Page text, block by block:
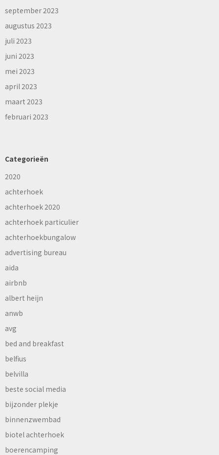
september 2023
augustus 2023
juli 2023
juni 2023
mei 2023
april 2023
maart 2023
februari 2023
Categorieën
2020
achterhoek
achterhoek 2020
achterhoek particulier
achterhoekbungalow
advertising bureau
aida
airbnb
albert heijn
anwb
avg
bed and breakfast
belfius
belvilla
beste social media
bijzonder plekje
binnenzwembad
biotel achterhoek
boerencamping